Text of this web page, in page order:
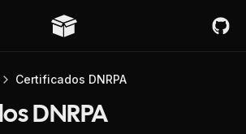
Certificados DNRPA
DNRPA